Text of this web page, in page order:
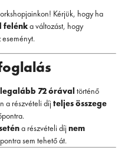
Kérjük, hogy ha
felénka változást, hogy
72 órával történő
a részvételi díj teljes összege
a részvételi díj nem
sem tehető át.